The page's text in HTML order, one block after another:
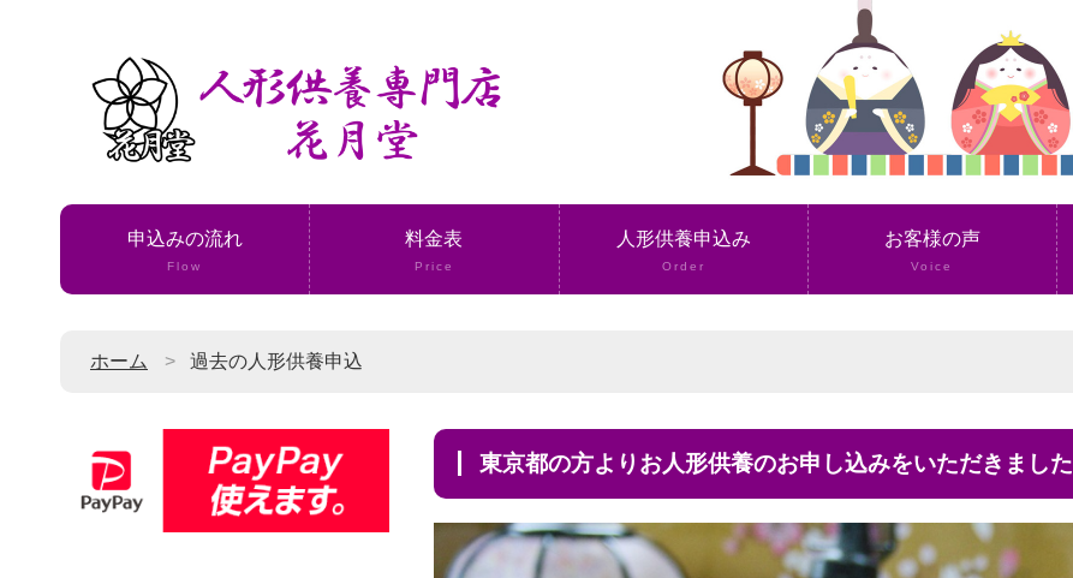
申込みの流れ
Flow
料金表
Price
人形供養申込み
Order
お客様の声
Voice
ホーム 過去の人形供養申込
東京都の方よりお人形供養のお申し込みをいただきました